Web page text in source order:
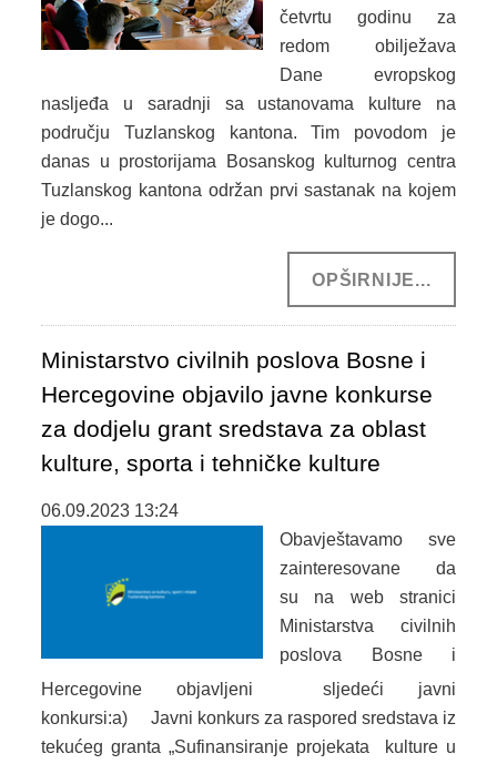
četvrtu godinu za
redom obilježava
Dane evropskog
nasljeđa u saradnji sa ustanovama kulture na
području Tuzlanskog kantona. Tim povodom je
danas u prostorijama Bosanskog kulturnog centra
Tuzlanskog kantona održan prvi sastanak na kojem
je dogo...
OPŠIRNIJE...
Ministarstvo civilnih poslova Bosne i
Hercegovine objavilo javne konkurse
za dodjelu grant sredstava za oblast
kulture, sporta i tehničke kulture
06.09.2023 13:24
Obavještavamo sve
zainteresovane da
su na web stranici
Ministarstva civilnih
poslova Bosne i
Hercegovine objavljeni sljedeći javni
konkursi:a) Javni konkurs za raspored sredstava iz
tekućeg granta „Sufinansiranje projekata kulture u